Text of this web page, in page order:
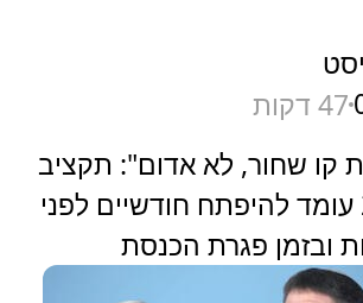
47 דקות
קו שחור, לא אדום": תקציב
2026 עומד להיפתח חודשיים לפני
ובזמן פגרת הכנסת